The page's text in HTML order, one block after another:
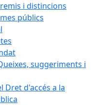
i distincions
públics
suggeriments i
Dret d'accés a la